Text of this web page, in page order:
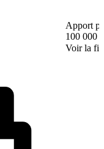
Apport
100 000 €
Voir la